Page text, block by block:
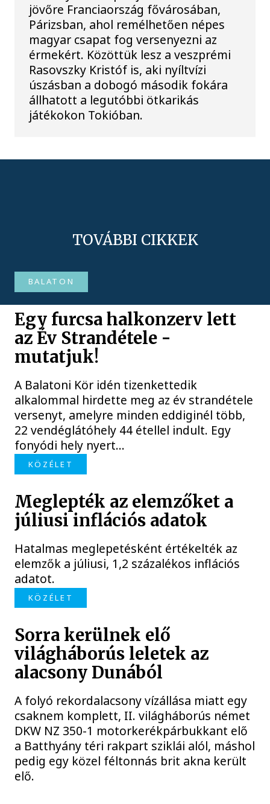
jövőre Franciaország fővárosában,
Párizsban, ahol remélhetően népes
magyar csapat fog versenyezni az
érmekért. Közöttük lesz a veszprémi
Rasovszky Kristóf is, aki nyíltvízi
úszásban a dobogó második fokára
állhatott a legutóbbi ötkarikás
játékokon Tokióban.
TOVÁBBI CIKKEK
BALATON
Egy furcsa halkonzerv lett
az Év Strandétele -
mutatjuk!
A Balatoni Kör idén tizenkettedik
alkalommal hirdette meg az év strandétele
versenyt, amelyre minden eddiginél több,
22 vendéglátóhely 44 étellel indult. Egy
fonyódi hely nyert...
KÖZÉLET
Meglepték az elemzőket a
júliusi inflációs adatok
Hatalmas meglepetésként értékelték az
elemzők a júliusi, 1,2 százalékos inflációs
adatot.
KÖZÉLET
Sorra kerülnek elő
világháborús leletek az
alacsony Dunából
A folyó rekordalacsony vízállása miatt egy
csaknem komplett, II. világháborús német
DKW NZ 350-1 motorkerékpárbukkant elő
a Batthyány téri rakpart sziklái alól, máshol
pedig egy közel féltonnás brit akna került
elő.